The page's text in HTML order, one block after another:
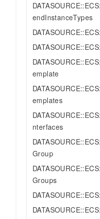
endInstanceTypes
emplate
emplates
nterfaces
Group
Groups